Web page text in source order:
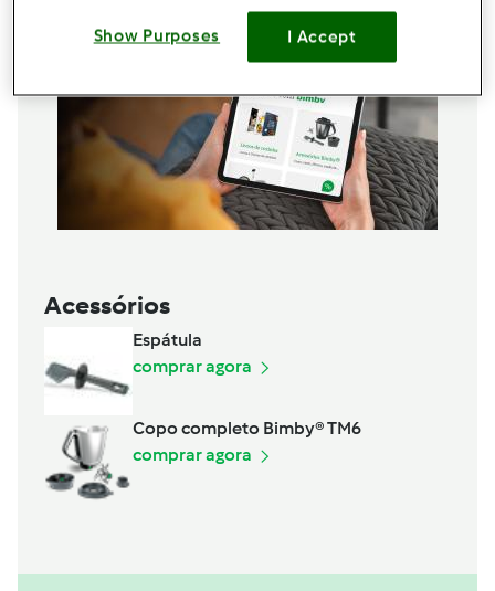
Acessórios
Espátula
comprar agora
Copo completo Bimby® TM6
comprar agora
Show Purposes I Accept